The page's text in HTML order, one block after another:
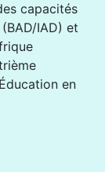
capacités
IAD) et
en